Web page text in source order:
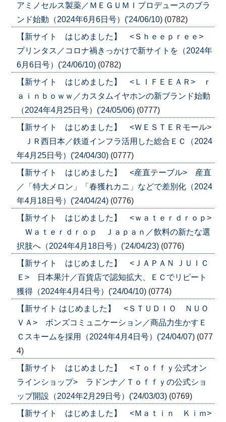
アミノセルス製薬／ＭＥＧＵＭＩプロデュースのブラ
ンド始動（2024年6月6日号）('24/06/10) (0782)
【新サイト はじめました】 <Ｓｈｅｅｐｒｅｅ>
プリンタス／コロナ禍きっかけで新サイトを（2024年
6月6日号）('24/06/10) (0782)
【新サイト はじめました】 <ＬＩＦＥＥＡＲ> ｒ
ａｉｎｂｏｗｗ／カスタムイヤホンの新ブランド始動
（2024年4月25日号）('24/05/06) (0777)
【新サイト はじめました】 <ＷＥＳＴＥＲモール>
ＪＲ西日本／鉄道インフラ活用した総合ＥＣ（2024
年4月25日号）('24/04/30) (0777)
【新サイト はじめました】 <産直テーブル> 産直
／「特大メロン」「春獲れカニ」などで差別化（2024
年4月18日号）('24/04/24) (0776)
【新サイト はじめました】 <ｗａｔｅｒｄｒｏｐ>
Ｗａｔｅｒｄｒｏｐ Ｊａｐａｎ／飲料の新たな選
択肢へ（2024年4月18日号）('24/04/23) (0776)
【新サイト はじめました】 <ＪＡＰＡＮ ＪＵＩＣ
Ｅ> 日本果汁／百貨店で認知拡大、ＥＣでリピート
獲得（2024年4月4日号）('24/04/10) (0774)
【新サイト はじめました】 <ＳＴＵＤＩＯ ＮＵＯ
ＶＡ> ボンズコミュニケーション／商品力生かすＥ
Ｃスキームを採用（2024年4月4日号）('24/04/07) (077
4)
【新サイト はじめました】 <Ｔｏｆｆｙ公式オン
ラインショップ> ラドンナ／Ｔｏｆｆｙの公式ショ
ップ開設（2024年2月29日号）('24/03/03) (0769)
【新サイト はじめました】 <Ｍａｔｉｎ Ｋｉｍ>